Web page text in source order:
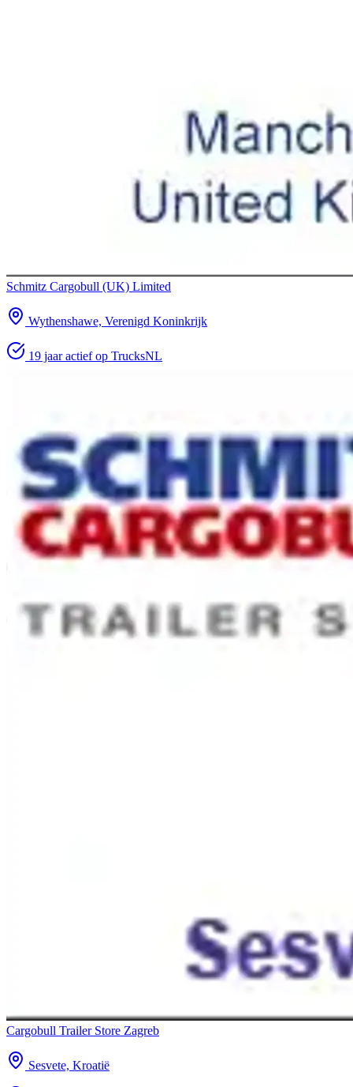
Schmitz Cargobull (UK) Limited
Wythenshawe, Verenigd Koninkrijk
19 jaar actief op TrucksNL
Cargobull Trailer Store Zagreb
Sesvete, Kroatië